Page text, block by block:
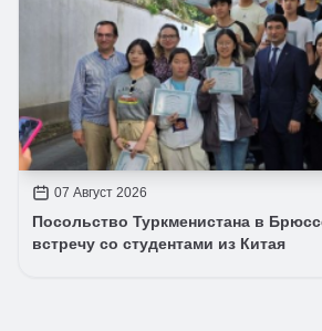
07 Август 2026
Посольство Туркменистана в
встречу со студентами из Китая